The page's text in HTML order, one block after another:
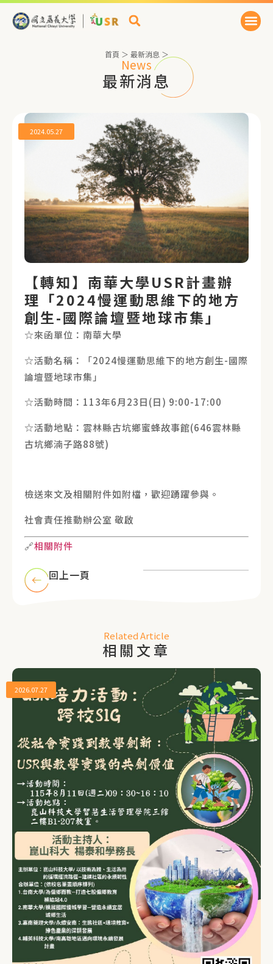
News
最新消息
首頁 ＞ 最新消息 ＞
2024.05.27
【轉知】南華大學USR計畫辦
理「2024慢運動思維下的地方
創生-國際論壇暨地球市集」
☆來函單位：南華大學
☆活動名稱：「2024慢運動思維下的地方創生-國際
論壇暨地球市集」
☆活動時間：113年6月23日(日) 9:00-17:00
☆活動地點：雲林縣古坑鄉蜜蜂故事館(646雲林縣
古坑鄉湳子路88號)
檢送來文及相關附件如附檔，歡迎踴躍參與。
社會責任推動辦公室 敬啟
🔗相關附件
回上一頁
Related Article
相關文章
2026.07.27